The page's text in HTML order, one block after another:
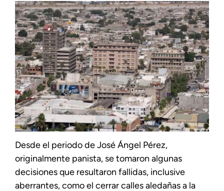
Desde el periodo de José Ángel Pérez,
originalmente panista, se tomaron algunas
decisiones que resultaron fallidas, inclusive
aberrantes, como el cerrar calles aledañas a la